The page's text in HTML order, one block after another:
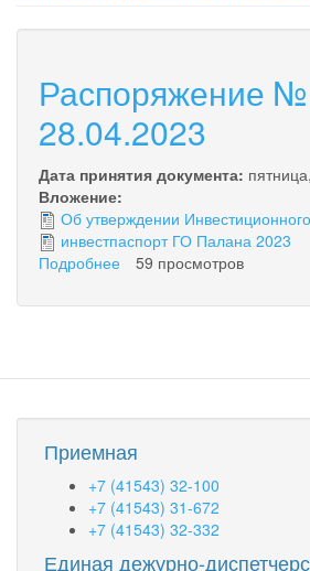
Распоряжение
28.04.2023
Дата принятия документа:
Вложение:
Об утверждении
инвестпаспорт ГО Палана 2023
Подробнее
№
от
59 просмотров
Приемная
+7 (41543) 32-100
+7 (41543) 31-672
+7 (41543) 32-332
Единая дежурно-